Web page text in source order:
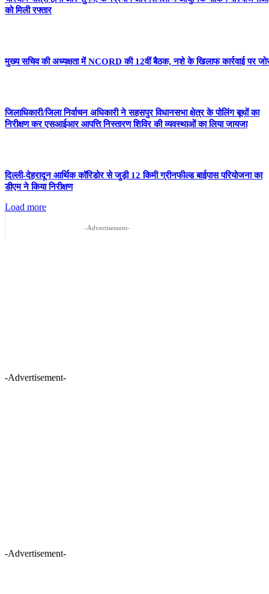
को मिली रफ्तार
मुख्य सचिव की अध्यक्षता में NCORD की 12वीं बैठक, नशे के खिलाफ कार्रवाई पर
जिलाधिकारी/जिला निर्वाचन अधिकारी ने सहसपुर विधानसभा क्षेत्र के पोलिंग बूथों का
निरीक्षण कर एसआईआर आपत्ति निस्तारण शिविर की व्यवस्थाओं का लिया जायजा
दिल्ली-देहरादून आर्थिक कॉरिडोर से जुड़ी 12 किमी ग्रीनफील्ड बाईपास परियोजना का
डीएम ने किया निरीक्षण
Load more
-Advertisement-
-Advertisement-
-Advertisement-